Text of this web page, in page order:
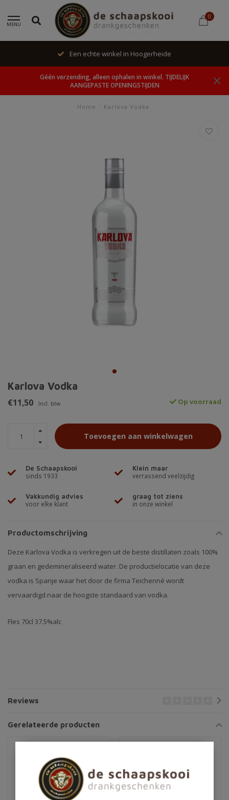
MENU
0
Een echte winkel in Hoogerheide
Géén verzending, alleen ophalen in winkel. TIJDELIJK
AANGEPASTE OPENINGSTIJDEN
Home Karlova Vodka
Karlova Vodka
€11,50 Incl. btw Op voorraad
Toevoegen aan winkelwagen
De Schaapskooi
sinds 1933
Klein maar
verrassend veelzijdig
Vakkundig advies
voor elke klant
graag tot ziens
in onze winkel
Productomschrijving
Deze Karlova Vodka is verkregen uit de beste distillaten zoals 100%
graan en gedemineraliseerd water. De productielocatie van deze
vodka is Spanje waar het door de firma Teichenné wordt
vervaardigd naar de hoogste standaard van vodka.
Fles 70cl 37.5%alc
Reviews
Gerelateerde producten